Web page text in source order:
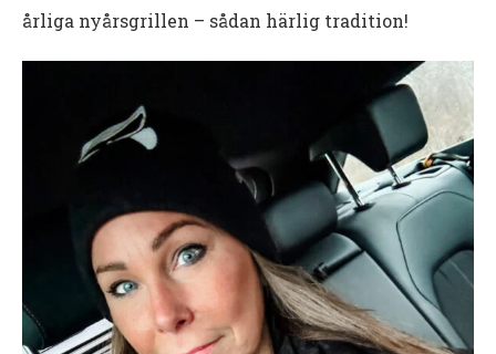
årliga nyårsgrillen – sådan härlig tradition!